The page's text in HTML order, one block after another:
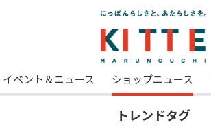
イベント＆ニュース ショップニュース
トレンドタグ